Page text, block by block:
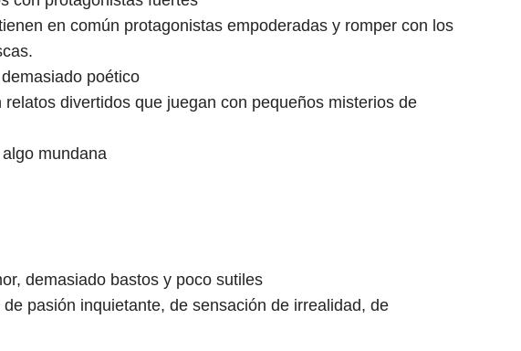
en común protagonistas empoderadas y romper con los
poético
divertidos que juegan con pequeños misterios de
mundana
demasiado bastos y poco sutiles
pasión inquietante, de sensación de irrealidad, de